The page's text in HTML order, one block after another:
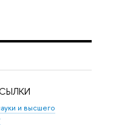
и высшего